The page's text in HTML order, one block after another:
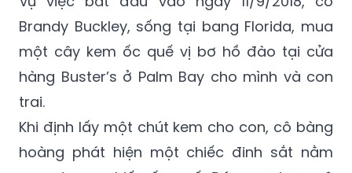
Brandy Buckley, sống tại bang Florida, mua
một cây kem ốc quế vị bơ hồ đào tại cửa
hàng Buster’s ở Palm Bay cho mình và con
trai.
Khi định lấy một chút kem cho con, cô bàng
hoàng phát hiện một chiếc đinh sắt nằm